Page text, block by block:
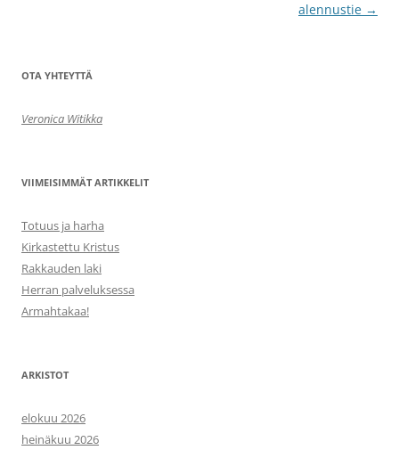
alennustie →
OTA YHTEYTTÄ
Veronica Witikka
VIIMEISIMMÄT ARTIKKELIT
Totuus ja harha
Kirkastettu Kristus
Rakkauden laki
Herran palveluksessa
Armahtakaa!
ARKISTOT
elokuu 2026
heinäkuu 2026